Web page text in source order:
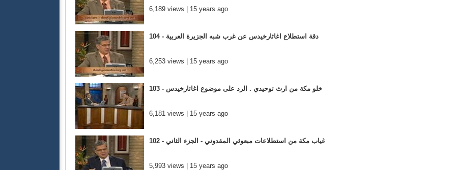
6,189 views | 15 years ago
104 - دقة استطلاع اغاثارخيدس عن غرب شبه الجزيرة العربية
6,253 views | 15 years ago
103 - خلو مكة من ارث توحيدي . الرد على موضوع اغاثارخيدس
6,181 views | 15 years ago
102 - غياب مكة من استطلاعات مبعوثي المقدوني - الجزء الثاني
5,993 views | 15 years ago